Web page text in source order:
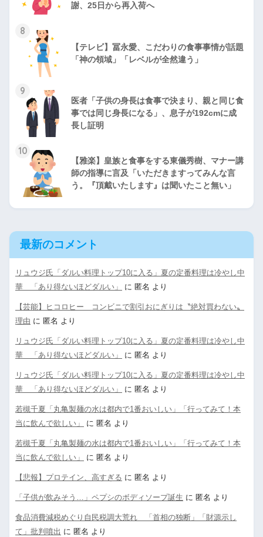
謝、25日から再入荷へ
8
【テレビ】冨永愛、こだわりの食事事情が話題
「神の領域」「レベルが全然違う」
9
医者「子供の身長は食事で決まり、親と同じ食
事では同じ身長になる」、息子が192cmに成
長し証明
10
【雅楽】皇族と食事をする東儀秀樹、マナー講
師の指導に言及「いただきますってみんな言
う。『頂戴いたします』は聞いたこと無い」
最新のコメント
リュウジ氏「ダルい料理トップ10に入る」夏の定番料理は冷やし中
華 「あり得ないほどダルい」
に 匿名 より
【芸能】ヒコロヒー コンビニで割引おにぎりは〝絶対買わない〟
理由 に 匿名 より
リュウジ氏「ダルい料理トップ10に入る」夏の定番料理は冷やし中
華 「あり得ないほどダルい」
に 匿名 より
リュウジ氏「ダルい料理トップ10に入る」夏の定番料理は冷やし中
華 「あり得ないほどダルい」
に 匿名 より
若槻千夏「丸亀製麺の水は都内で1番おいしい」「行ってみて！本
当に飲んで欲しい」
に 匿名 より
若槻千夏「丸亀製麺の水は都内で1番おいしい」「行ってみて！本
当に飲んで欲しい」
に 匿名 より
【悲報】プロテイン、高すぎる に 匿名 より
「子供が飲みそう…」ペプシのボディソープ誕生 に 匿名 より
食品消費減税めぐり自民税調大荒れ 「首相の独断」「財源示し
て」批判噴出 に 匿名 より